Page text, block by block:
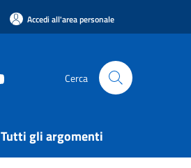
Accedi all'area personale
Cerca
Tutti gli argomenti